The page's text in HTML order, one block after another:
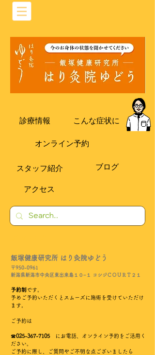
診療情報 こんな症状に
オンライン予約
​スタッフ紹介 ブログ
​アクセス
飯塚健康研究所 はり灸院ゆどう
〒950-0961
新潟県新潟市中央区東出来島１０−１ コシジＣＯＵＲＴ２１
予約制 です。
予めご予約いただくとスムーズに施術を受けていただけ
ます。
​​ご予約は
☎025-367-7105にお電話、オンライン予約をご活用く
ださい。
​ご予約に際し、ご質問やご不明な点ございましたら